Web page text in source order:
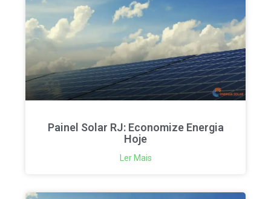
Painel Solar RJ: Economize Energia
Hoje
Ler Mais